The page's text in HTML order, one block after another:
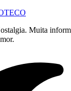
Muita